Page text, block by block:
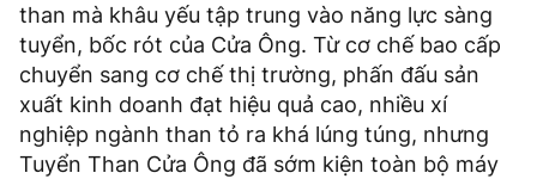
than mà khâu yếu tập trung vào năng lực sàng
tuyển, bốc rót của Cửa Ông. Từ cơ chế bao cấp
chuyển sang cơ chế thị trường, phấn đấu sản
xuất kinh doanh đạt hiệu quả cao, nhiều xí
nghiệp ngành than tỏ ra khá lúng túng, nhưng
Tuyển Than Cửa Ông đã sớm kiện toàn bộ máy